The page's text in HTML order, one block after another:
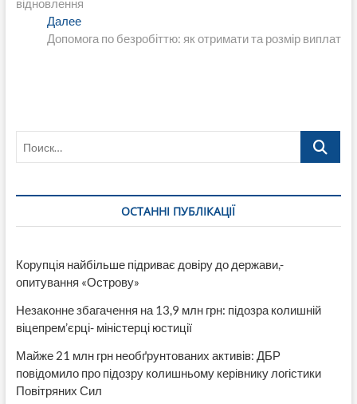
записям
відновлення
ДалееСледующая
запись:
Допомога по безробіттю: як отримати та розмір виплат
Поиск…
ОСТАННІ ПУБЛІКАЦІЇ
Корупція найбільше підриває довіру до держави,-
опитування «Острову»
Незаконне збагачення на 13,9 млн грн: підозра колишній
віцепрем’єрці- міністерці юстиції
Майже 21 млн грн необґрунтованих активів: ДБР
повідомило про підозру колишньому керівнику логістики
Повітряних Сил